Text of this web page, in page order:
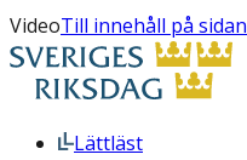
VideoTill innehåll på sidan
Lättläst